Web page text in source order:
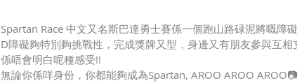
Spartan Race 中文又名斯巴達勇士賽係一個跑山路碌泥將嘅障
D障礙夠特別夠挑戰性，完成獎牌又型，身邊又有朋友參與互
係唔會明白呢種感受!!
無論你係咩身份，你都能夠成為Spartan, AROO AROO AROO📷